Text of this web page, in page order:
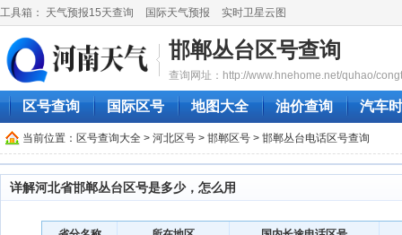
工具箱： 天气预报15天查询 国际天气预报 实时卫星云图
邯郸丛台区号查询
查询网址：http://www.hnehome.net/quhao/
区号查询 国际区号 地图大全 油价查询 汽车
当前位置： 区号查询大全 > 河北区号 > 邯郸区号 > 邯郸丛台电话区号查询
详解河北省邯郸丛台区号是多少，怎么用